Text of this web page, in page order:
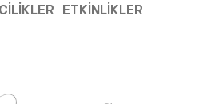
ETKINLIKLER